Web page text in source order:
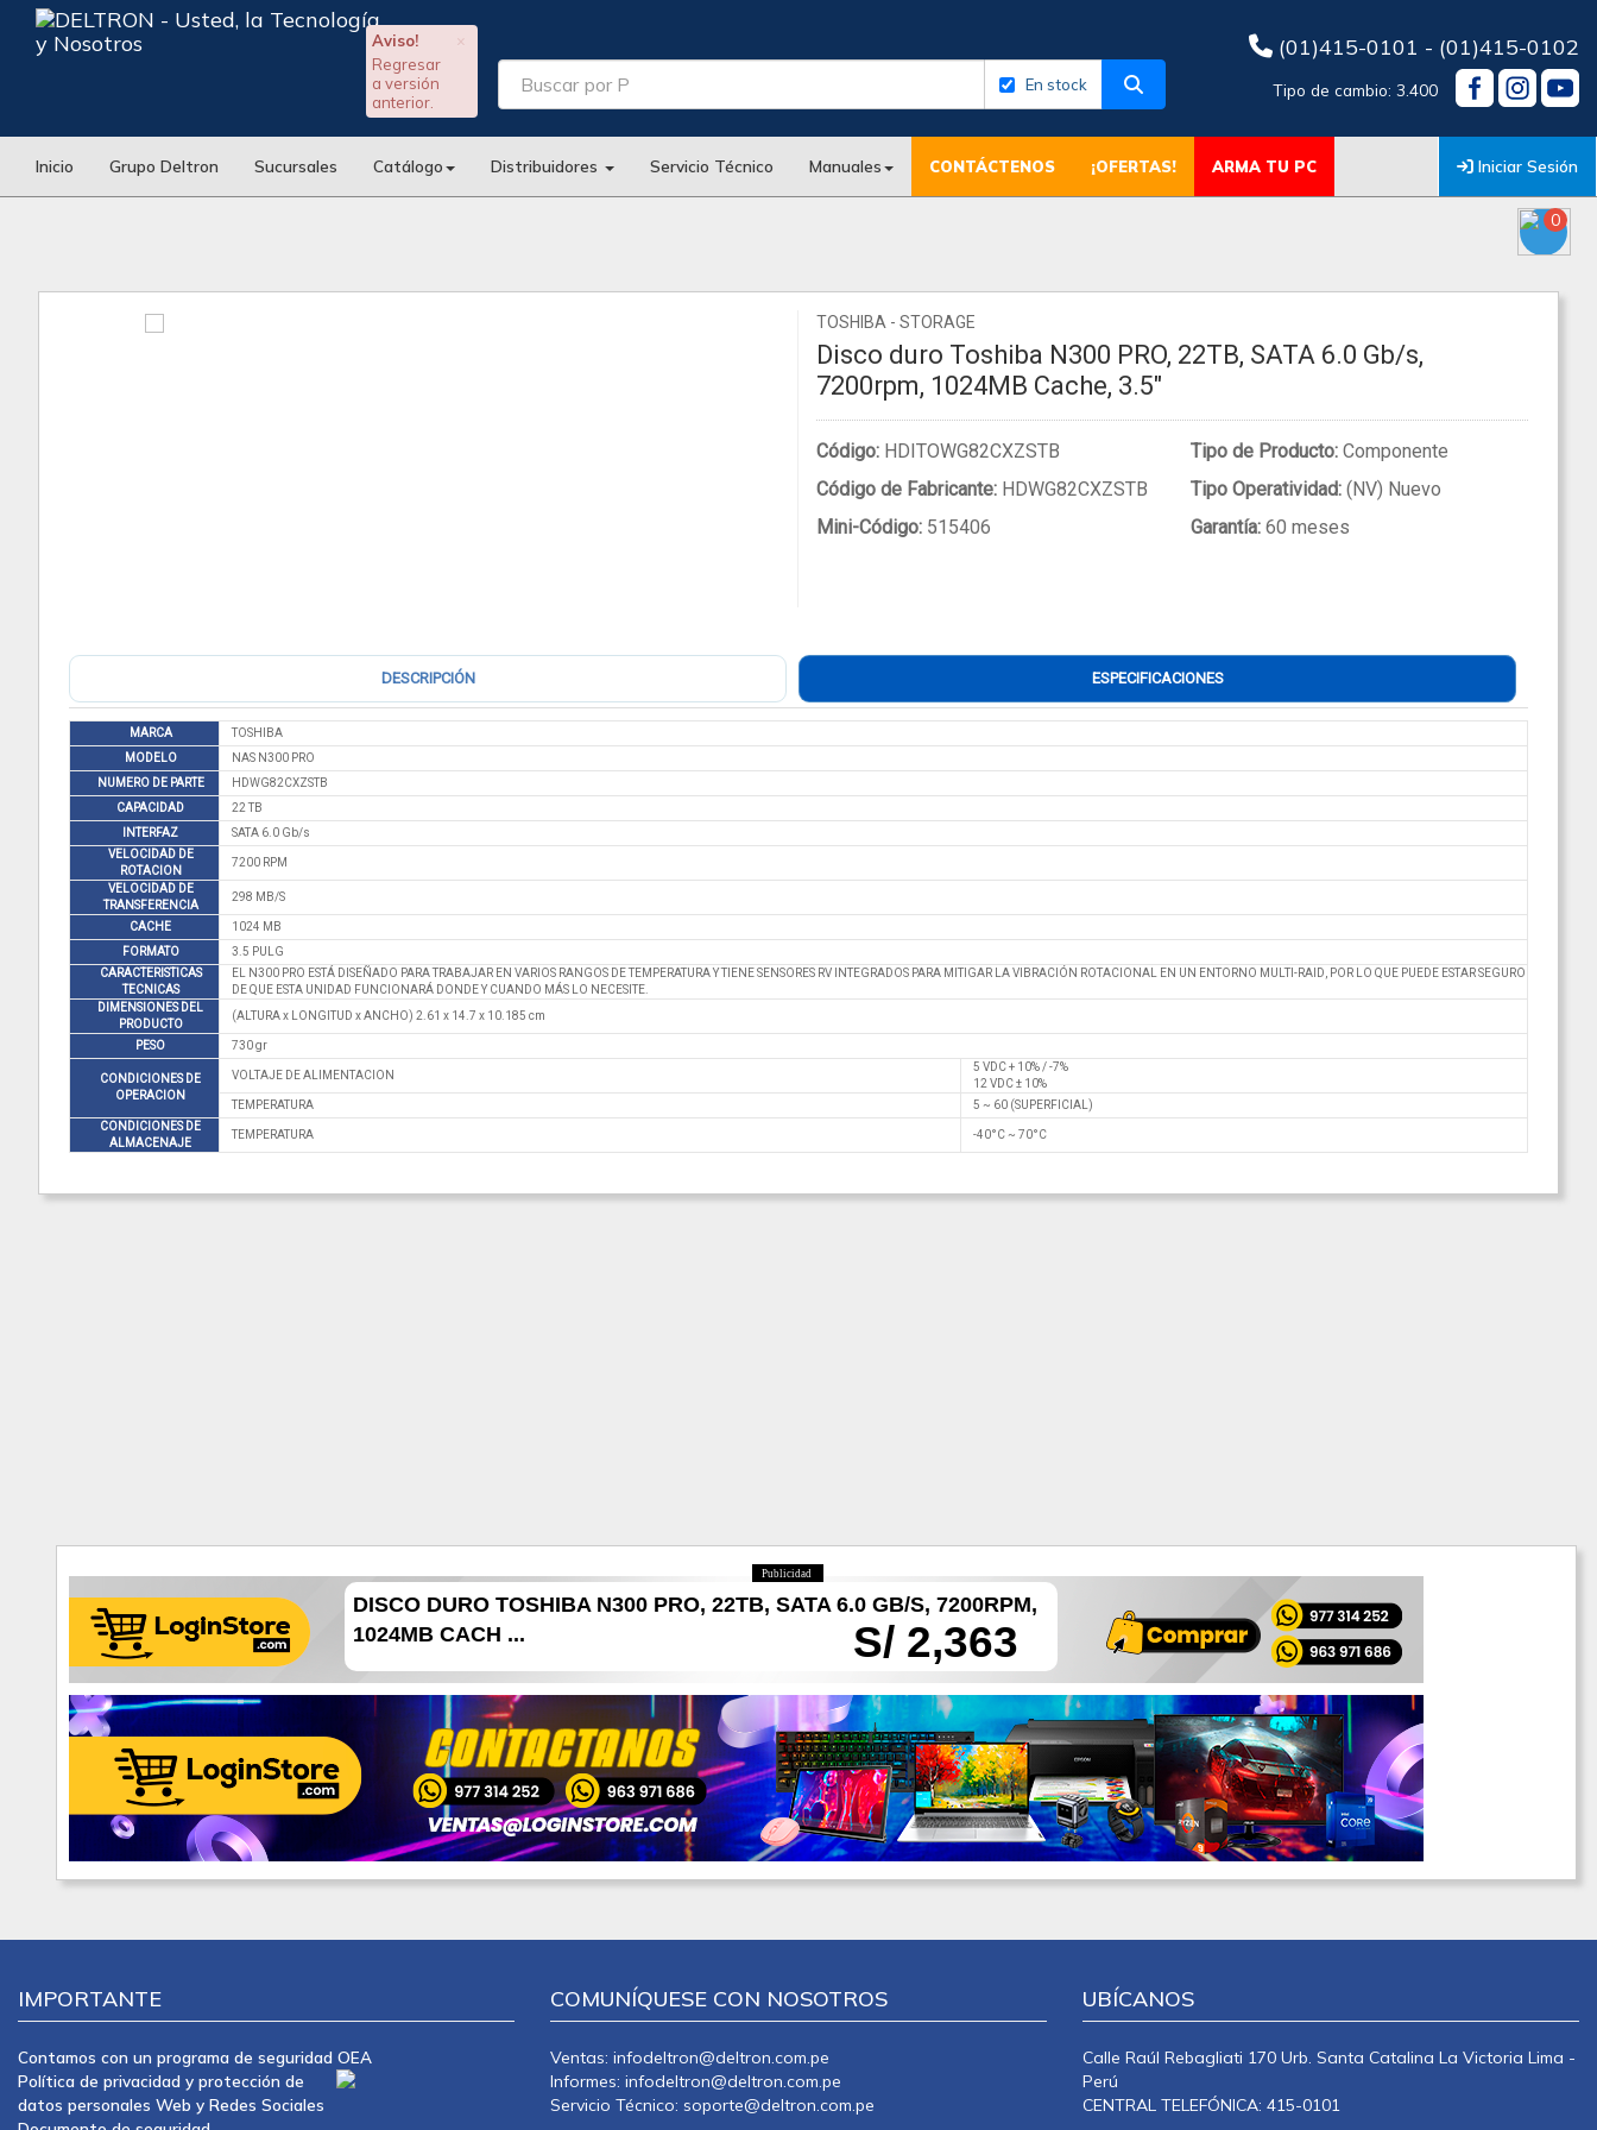
×
Aviso!
Regresar
a versión
anterior.
En stock
(01)415-0101 - (01)415-0102
Tipo de cambio: 3.400
Inicio Grupo Deltron Sucursales Catálogo Distribuidores Servicio Técnico Manuales CONTÁCTENOS ¡OFERTAS! ARMA TU PC Iniciar Sesión
0
TOSHIBA - STORAGE
Disco duro Toshiba N300 PRO, 22TB, SATA 6.0 Gb/s,
7200rpm, 1024MB Cache, 3.5"
Código: HDITOWG82CXZSTB
Código de Fabricante: HDWG82CXZSTB
Mini-Código: 515406
Tipo de Producto:Componente
Tipo Operatividad:(NV) Nuevo
Garantía:60 meses
DESCRIPCIÓN ESPECIFICACIONES
MARCA
TOSHIBA
MODELO
NAS N300 PRO
NUMERO DE PARTE
HDWG82CXZSTB
CAPACIDAD
22 TB
INTERFAZ
SATA 6.0 Gb/s
VELOCIDAD DE
ROTACION
7200 RPM
VELOCIDAD DE
TRANSFERENCIA
298 MB/S
CACHE
1024 MB
FORMATO
3.5 PULG
CARACTERISTICAS
TECNICAS
EL N300 PRO ESTÁ DISEÑADO PARA TRABAJAR EN VARIOS RANGOS DE TEMPERATURA Y TIENE SENSORES RV INTEGRADOS PARA MITIGAR LA VIBRACIÓN ROTACIONAL EN UN ENTORNO MULTI-RAID, POR LO QUE PUEDE ESTAR SEGURO
DE QUE ESTA UNIDAD FUNCIONARÁ DONDE Y CUANDO MÁS LO NECESITE.
DIMENSIONES DEL
PRODUCTO
(ALTURA x LONGITUD x ANCHO) 2.61 x 14.7 x 10.185 cm
PESO 730 gr
CONDICIONES DE
OPERACION
VOLTAJE DE ALIMENTACION
5 VDC + 10% / -7%
12 VDC ± 10%
TEMPERATURA
5 ~ 60 (SUPERFICIAL)
CONDICIONES DE
ALMACENAJE
TEMPERATURA -40°C ~ 70°C
Publicidad
S/ 2,363
DISCO DURO TOSHIBA N300 PRO, 22TB, SATA 6.0 GB/S, 7200RPM,
1024MB CACH ...
IMPORTANTE
Contamos con un programa de seguridad OEA
Política de privacidad y protección de
datos personales Web y Redes Sociales
COMUNÍQUESE CON NOSOTROS
Ventas: infodeltron@deltron.com.pe
Informes: infodeltron@deltron.com.pe
Servicio Técnico: soporte@deltron.com.pe
UBÍCANOS
Calle Raúl Rebagliati 170 Urb. Santa Catalina La Victoria Lima -
Perú
CENTRAL TELEFÓNICA: 415-0101